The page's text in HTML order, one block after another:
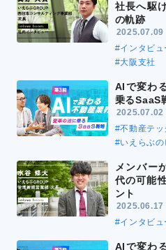
社長へ駆
の軌跡
2025.07.09
#インタビュ
#大阪支社
AIで変わ
乗る
2025.07.02
#不動産テッ
#いえらぶの
メンバー
代の可能
ント
2025.06.17
#インタビュ
AIで変わ